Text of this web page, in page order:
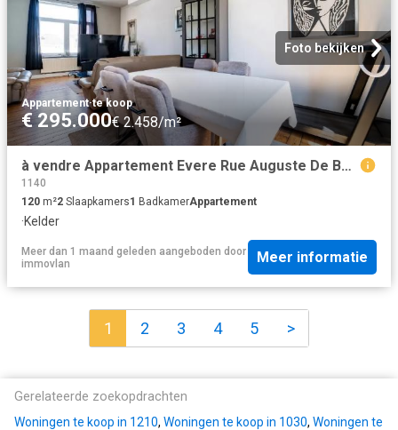
Foto bekijken
Appartement·te koop
€ 295.000€ 2.458/m²
à vendre Appartement Evere Rue Auguste De Boeck
1140
120 m²2 Slaapkamers1 BadkamerAppartement
·Kelder
Meer dan 1 maand geleden aangeboden door
immovlan
Meer informatie
1 2 3 4 5 >
Gerelateerde zoekopdrachten
Woningen te koop in 1210, Woningen te koop in 1030, Woningen te